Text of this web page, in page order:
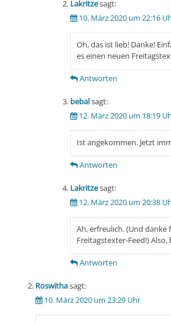
Lakritzesagt:
10. März 2020 um 22:16
Oh, das ist lieb! Danke!
es einen neuen
Antworten
bebalsagt:
12. März 2020 um 18:19
Ist angekommen. Jetzt
Antworten
Lakritzesagt:
12. März 2020 um 20:38
Ah, erfreulich. (Und danke
Freitagstexter-Feed!)
Antworten
Roswithasagt:
10. März 2020 um 23:29 Uhr